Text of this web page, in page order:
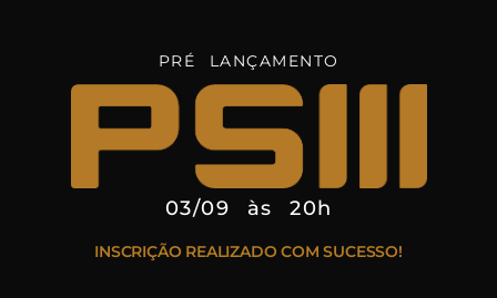
PRÉ LANÇAMENTO
03/09 às 20h
INSCRIÇÃO REALIZADO COM SUCESSO!